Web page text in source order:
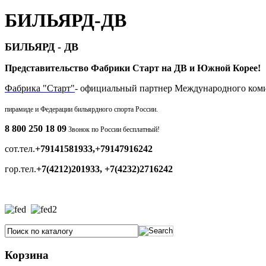
БИЛЬЯРД-ДВ
БИЛЬЯРД - ДВ
Представительство Фабрики Старт на ДВ и Южной Корее!
Фабрика "Старт"- официальный партнер Международного
пирамиде и Федерации бильярдного спорта России.
8 800 250 18 09 Звонок по России бесплатный!
сот.тел.+79141581933,+79147916242
гор.тел.+7(4212)201933, +7(4232)2716242
Корзина